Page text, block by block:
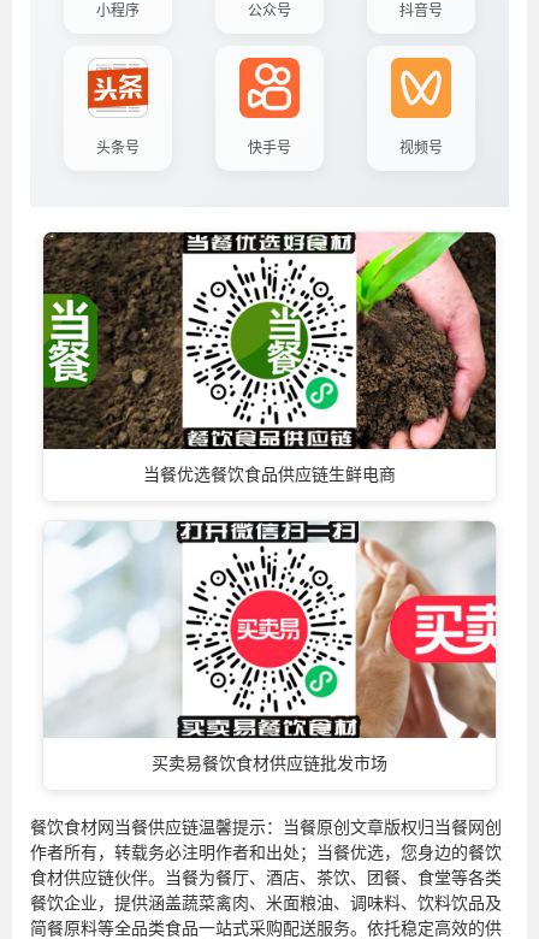
小程序 公众号 抖音号
头条号 快手号 视频号
当餐优选餐饮食品供应链生鲜电商
买卖易餐饮食材供应链批发市场
餐饮食材网当餐供应链温馨提示：当餐原创文章版权归当餐网创
作者所有，转载务必注明作者和出处；当餐优选，您身边的餐饮
食材供应链伙伴。当餐为餐厅、酒店、茶饮、团餐、食堂等各类
餐饮企业，提供涵盖蔬菜禽肉、米面粮油、调味料、饮料饮品及
简餐原料等全品类食品一站式采购配送服务。依托稳定高效的供